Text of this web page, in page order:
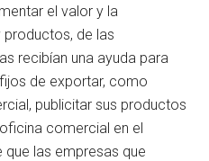
el valor y la
de las
recibían una ayuda para
de exportar, como
publicitar sus productos
comercial en el
que las empresas que